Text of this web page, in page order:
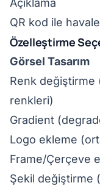
Açıklama
QR kod ile
Özelleştirme
Görsel Tasarım
Renk değiştirme
renkleri)
Gradient
Logo ekleme
Frame/Çerçeve
Şekil değiştirme